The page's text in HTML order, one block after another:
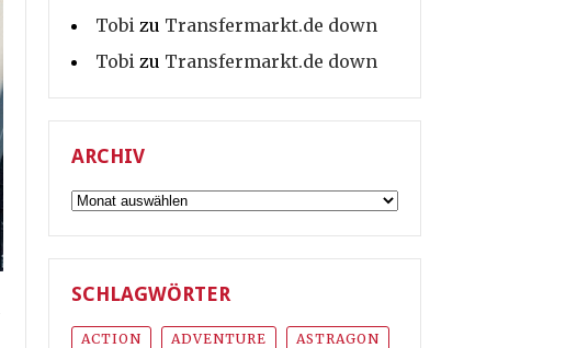
Tobi zu Transfermarkt.de down
Tobi zu Transfermarkt.de down
ARCHIV
Archiv
SCHLAGWÖRTER
ACTION ADVENTURE ASTRAGON